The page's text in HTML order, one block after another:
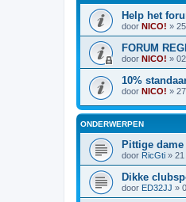
Help het
door NICO! »
FORUM
door NICO! »
10%
door NICO! »
ONDERWERPEN
Pittige
door RicGti » 21
Dikke
door ED32JJ »